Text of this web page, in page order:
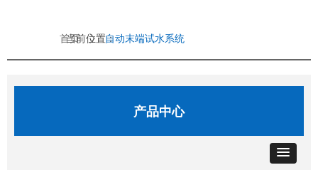
产品中心
当前位置：
首页 ꄲ 自动末端试水系统